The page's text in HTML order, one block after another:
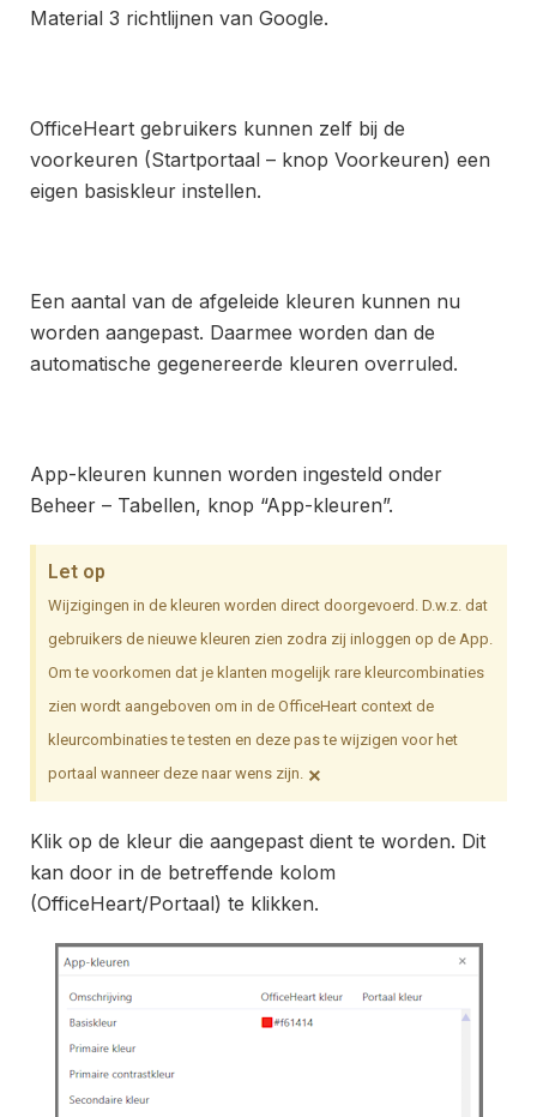
Material 3 richtlijnen van Google.
OfficeHeart gebruikers kunnen zelf bij de
voorkeuren (Startportaal – knop Voorkeuren) een
eigen basiskleur instellen.
Een aantal van de afgeleide kleuren kunnen nu
worden aangepast. Daarmee worden dan de
automatische gegenereerde kleuren overruled.
App-kleuren kunnen worden ingesteld onder
Beheer – Tabellen, knop “App-kleuren”.
Let op
Wijzigingen in de kleuren worden direct doorgevoerd. D.w.z. dat
gebruikers de nieuwe kleuren zien zodra zij inloggen op de App.
Om te voorkomen dat je klanten mogelijk rare kleurcombinaties
zien wordt aangeboven om in de OfficeHeart context de
kleurcombinaties te testen en deze pas te wijzigen voor het
portaal wanneer deze naar wens zijn. ×
Klik op de kleur die aangepast dient te worden. Dit
kan door in de betreffende kolom
(OfficeHeart/Portaal) te klikken.